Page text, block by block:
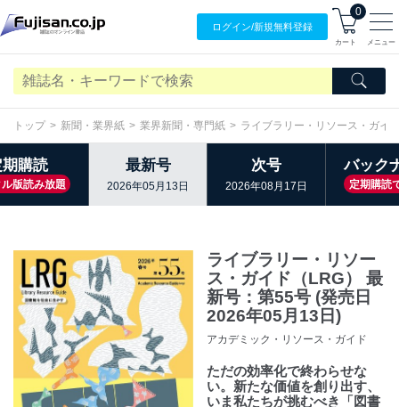
ログイン/新規無料登録
0
カート メニュー
トップ 新聞・業界紙 業界新聞・専門紙 ライブラリー・リソース・ガイ
購読
版読み放題
最新号
2026年05月13日
次号
2026年08月17日
バック
定期購読
ライブラリー・リソー
ス・ガイド（LRG） 最
新号：第55号 (発売日
2026年05月13日)
アカデミック・リソース・ガイド
ただの効率化で終わらせな
い。新たな価値を創り出す、
いま私たちが挑むべき「図書